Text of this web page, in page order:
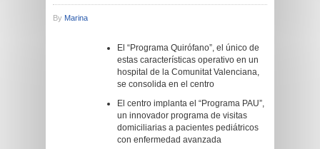
By Marina
El “Programa Quirófano”, el único de
estas características operativo en un
hospital de la Comunitat Valenciana,
se consolida en el centro
El centro implanta el “Programa PAU”,
un innovador programa de visitas
domiciliarias a pacientes pediátricos
con enfermedad avanzada